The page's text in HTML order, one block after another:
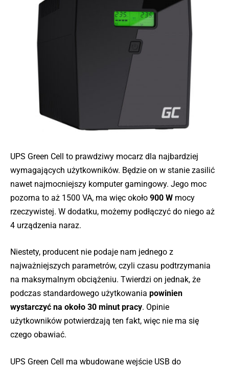
UPS Green Cell to prawdziwy mocarz dla najbardziej
wymagających użytkowników. Będzie on w stanie zasilić
nawet najmocniejszy komputer gamingowy. Jego moc
pozorna to aż 1500 VA, ma więc około 900 W mocy
rzeczywistej. W dodatku, możemy podłączyć do niego aż
4 urządzenia naraz.
Niestety, producent nie podaje nam jednego z
najważniejszych parametrów, czyli czasu podtrzymania
na maksymalnym obciążeniu. Twierdzi on jednak, że
podczas standardowego użytkowania powinien
wystarczyć na około 30 minut pracy. Opinie
użytkowników potwierdzają ten fakt, więc nie ma się
czego obawiać.
UPS Green Cell ma wbudowane wejście USB do